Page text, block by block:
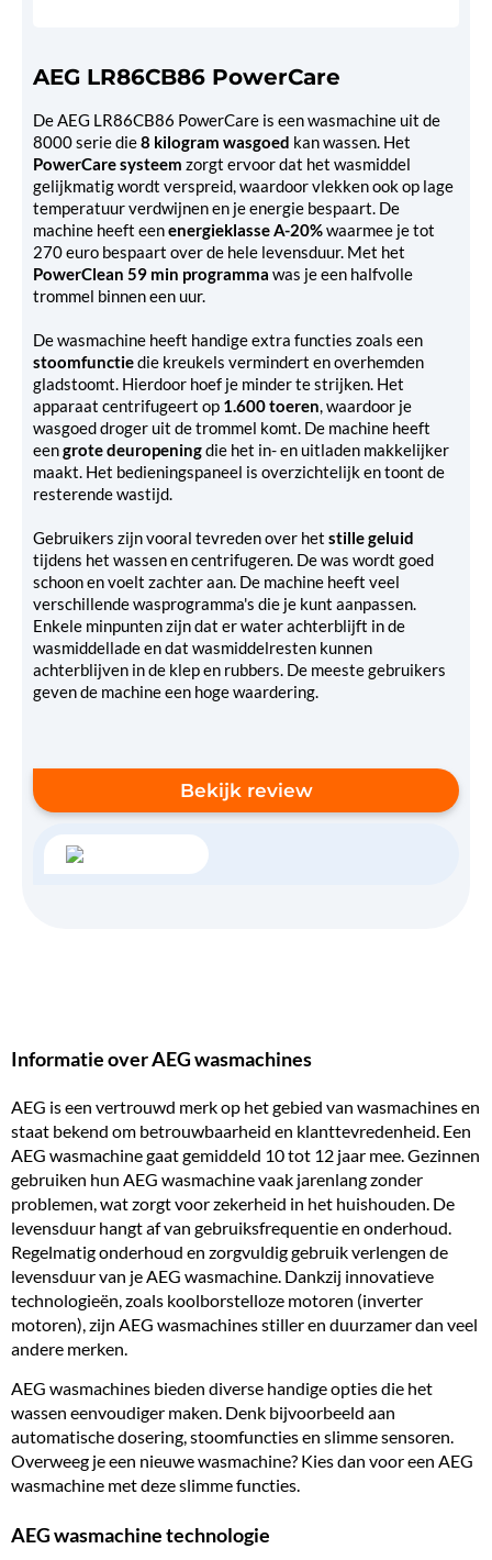
AEG LR86CB86 PowerCare
De AEG LR86CB86 PowerCare is een wasmachine uit de
8000 serie die8 kilogram wasgoed kan wassen. Het
PowerCare systeem zorgt ervoor dat het wasmiddel
gelijkmatig wordt verspreid, waardoor vlekken ook op lage
temperatuur verdwijnen en je energie bespaart. De
machine heeft eenenergieklasse A-20%waarmee je tot
270 euro bespaart over de hele levensduur. Met het
PowerClean 59 min programma was je een halfvolle
trommel binnen een uur.
De wasmachine heeft handige extra functies zoals een
stoomfunctiedie kreukels vermindert en overhemden
gladstoomt. Hierdoor hoef je minder te strijken. Het
apparaat centrifugeert op 1.600 toeren, waardoor je
wasgoed droger uit de trommel komt. De machine heeft
eengrote deuropeningdie het in- en uitladen makkelijker
maakt. Het bedieningspaneel is overzichtelijk en toont de
resterende wastijd.
Gebruikers zijn vooral tevreden over het stille geluid
tijdens het wassen en centrifugeren. De was wordt goed
schoon en voelt zachter aan. De machine heeft veel
verschillende wasprogramma's die je kunt aanpassen.
Enkele minpunten zijn dat er water achterblijft in de
wasmiddellade en dat wasmiddelresten kunnen
achterblijven in de klep en rubbers. De meeste gebruikers
geven de machine een hoge waardering.
Bekijk review
Informatie over AEG wasmachines
AEG is een vertrouwd merk op het gebied van wasmachines en
staat bekend om betrouwbaarheid en klanttevredenheid. Een
AEG wasmachine gaat gemiddeld 10 tot 12 jaar mee. Gezinnen
gebruiken hun AEG wasmachine vaak jarenlang zonder
problemen, wat zorgt voor zekerheid in het huishouden. De
levensduur hangt af van gebruiksfrequentie en onderhoud.
Regelmatig onderhoud en zorgvuldig gebruik verlengen de
levensduur van je AEG wasmachine. Dankzij innovatieve
technologieën, zoals koolborstelloze motoren (inverter
motoren), zijn AEG wasmachines stiller en duurzamer dan veel
andere merken.
AEG wasmachines bieden diverse handige opties die het
wassen eenvoudiger maken. Denk bijvoorbeeld aan
automatische dosering,stoomfunctiesen slimme sensoren.
Overweeg je een nieuwe wasmachine? Kies dan voor een AEG
wasmachine met deze slimme functies.
AEG wasmachine technologie